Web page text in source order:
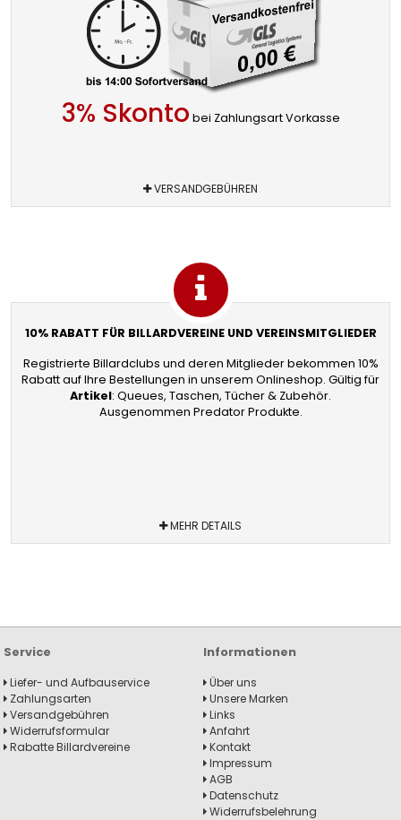
3% Skonto bei Zahlungsart Vorkasse
VERSANDGEBÜHREN
10% RABATT FÜR BILLARDVEREINE UND VEREINSMITGLIEDER
Registrierte Billardclubs und deren Mitglieder bekommen 10%
Rabatt auf Ihre Bestellungen in unserem Onlineshop. Gültig für
Artikel: Queues, Taschen, Tücher & Zubehör.
Ausgenommen Predator Produkte.
MEHR DETAILS
Service
Liefer- und Aufbauservice
Zahlungsarten
Versandgebühren
Widerrufsformular
Rabatte Billardvereine
Informationen
Über uns
Unsere Marken
Links
Anfahrt
Kontakt
Impressum
AGB
Datenschutz
Widerrufsbelehrung